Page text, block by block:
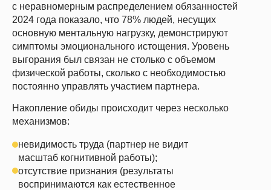
с неравномерным распределением обязанностей
2024 года показало, что 78% людей, несущих
основную ментальную нагрузку, демонстрируют
симптомы эмоционального истощения. Уровень
выгорания был связан не столько с объемом
физической работы, сколько с необходимостью
постоянно управлять участием партнера.
Накопление обиды происходит через несколько
механизмов:
невидимость труда (партнер не видит
масштаб когнитивной работы);
отсутствие признания (результаты
воспринимаются как естественное